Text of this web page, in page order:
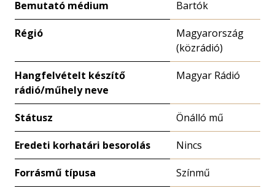
Bemutató médium Bartók
Régió
Magyarország
(közrádió)
Hangfelvételt készítő
rádió/műhely neve
Magyar Rádió
Státusz Önálló mű
Eredeti korhatári besorolás Nincs
Forrásmű típusa Színmű